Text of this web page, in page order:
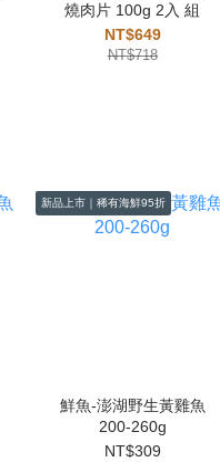
燒肉片 100g 2入 組
NT$649
NT$718
新品上市｜稀有海鮮95折
鮮魚-澎湖野生黃雞魚
200-260g
NT$309